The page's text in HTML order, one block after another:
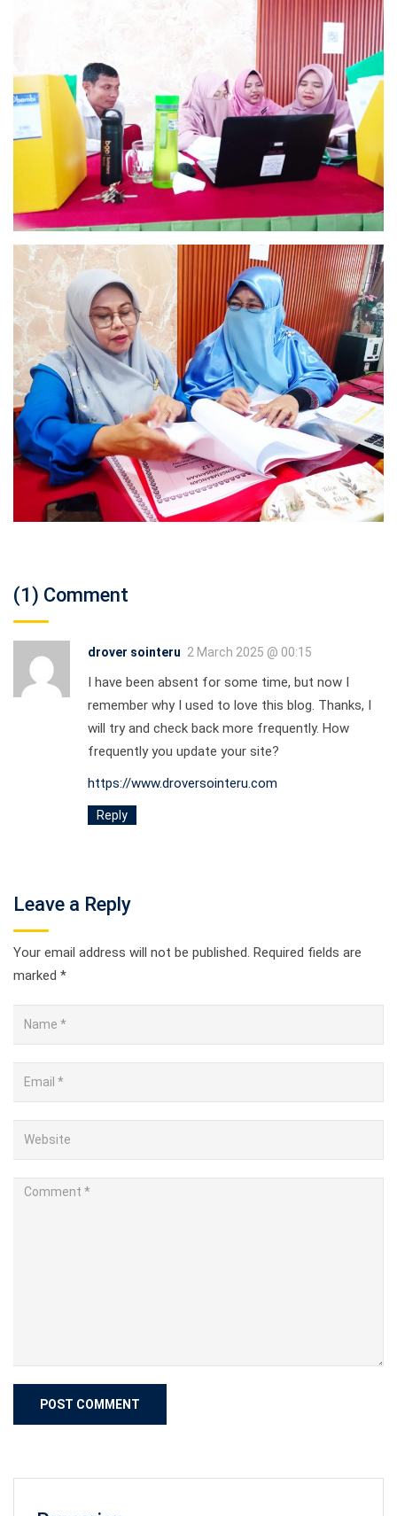
(1) Comment
drover sointeru 2 March 2025 @ 00:15
I have been absent for some time, but now I
remember why I used to love this blog. Thanks, I
will try and check back more frequently. How
frequently you update your site?
https://www.droversointeru.com
Reply
Leave a Reply
Your email address will not be published. Required fields are
marked *